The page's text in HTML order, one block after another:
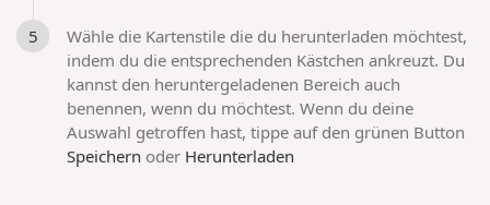
Wähle die Kartenstile die du herunterladen möchtest,
indem du die entsprechenden Kästchen ankreuzt. Du
kannst den heruntergeladenen Bereich auch
benennen, wenn du möchtest. Wenn du deine
Auswahl getroffen hast, tippe auf den grünen Button
Speichern oder Herunterladen